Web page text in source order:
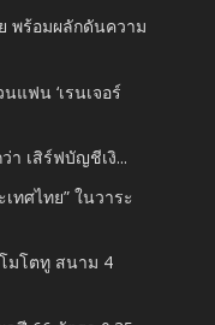
พร้อมผลักดันความ
แฟน ‘เรนเจอร์
า เสิร์ฟบัญชีเงิ...
ทศไทย” ในวาระ
โมโตทู สนาม 4